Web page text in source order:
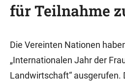
für Teilnahme
Die Vereinten Nationen
„Internationalen Jahr der
Landwirtschaft“ ausgerufen.